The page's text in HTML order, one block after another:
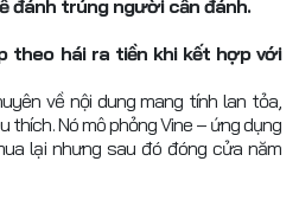
đánh trúng người cần đánh.
theo hái ra tiền khi kết hợp với
về nội dung mang tính lan tỏa,
thích. Nó mô phỏng Vine – ứng dụng
lại nhưng sau đó đóng cửa năm